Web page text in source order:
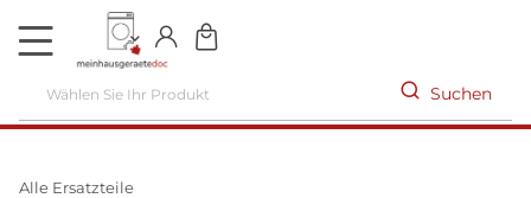
DE
Suchen
Alle Ersatzteile